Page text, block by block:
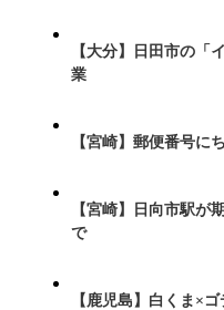
【大分】日田市の「
業
【宮崎】郵便番号に
【宮崎】日向市駅が
で
【鹿児島】白くま×